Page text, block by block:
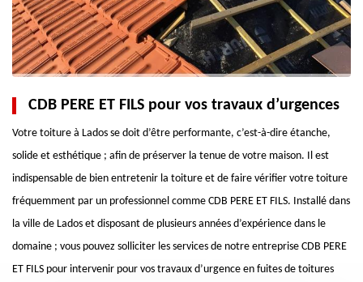
CDB PERE ET FILS pour vos travaux d’urgences
Votre toiture à Lados se doit d’être performante, c’est-à-dire étanche,
solide et esthétique ; afin de préserver la tenue de votre maison. Il est
indispensable de bien entretenir la toiture et de faire vérifier votre toiture
fréquemment par un professionnel comme CDB PERE ET FILS. Installé dans
la ville de Lados et disposant de plusieurs années d’expérience dans le
domaine ; vous pouvez solliciter les services de notre entreprise CDB PERE
ET FILS pour intervenir pour vos travaux d’urgence en fuites de toitures